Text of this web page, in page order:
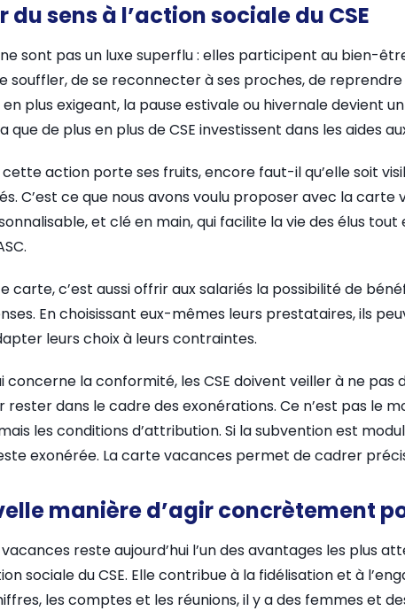
du sens à l’action sociale du CSE
sont pas un luxe superflu : elles participent au bien-
de se reconnecter à ses proches, de reprendre
plus exigeant, la pause estivale ou hivernale devient
que de plus en plus de CSE investissent dans les aides
cette action porte ses fruits, encore faut-il qu’elle soit
C’est ce que nous avons voulu proposer avec la carte
et clé en main, qui facilite la vie des élus
carte, c’est aussi offrir aux salariés la possibilité de
En choisissant eux-mêmes leurs prestataires, ils
leurs choix à leurs contraintes.
concerne la conformité, les CSE doivent veiller à ne
rester dans le cadre des exonérations. Ce n’est pas le
les conditions d’attribution. Si la subvention est
exonérée. La carte vacances permet de cadrer
manière d’agir concrètement
reste aujourd’hui l’un des avantages les plus
sociale du CSE. Elle contribue à la fidélisation et à
les comptes et les réunions, il y a des femmes et